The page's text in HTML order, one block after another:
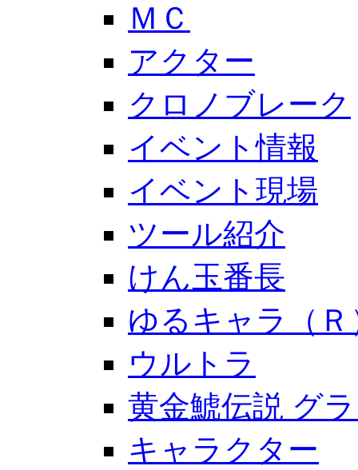
ＭＣ
アクター
クロノブレーク
イベント情報
イベント現場
ツール紹介
けん玉番長
ゆるキャラ（Ｒ
ウルトラ
黄金鯱伝説 グ
キャラクター